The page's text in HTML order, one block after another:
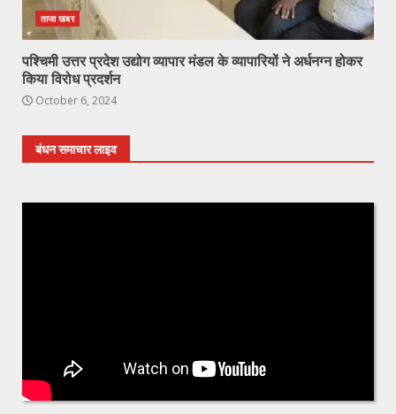
ताजा खबर
पश्चिमी उत्तर प्रदेश उद्योग व्यापार मंडल के व्यापारियों ने अर्धनग्न होकर
किया विरोध प्रदर्शन
October 6, 2024
बंधन समाचार लाइव